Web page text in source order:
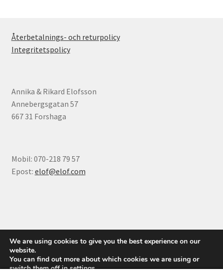
Återbetalnings- och returpolicy
Integritetspolicy
Annika & Rikard Elofsson
Annebergsgatan 57
667 31 Forshaga
Mobil: 070-218 79 57
Epost: elof@elof.com
Integritetspolicy
Byggt med WooCommerce.
We are using cookies to give you the best experience on our
website.
You can find out more about which cookies we are using or
switch them off insettings.